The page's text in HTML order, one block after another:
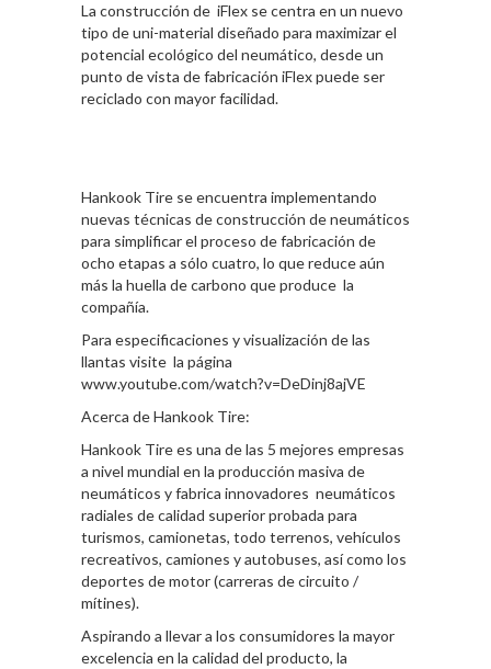
La construcción de iFlex se centra en un nuevo
tipo de uni-material diseñado para maximizar el
potencial ecológico del neumático, desde un
punto de vista de fabricación iFlex puede ser
reciclado con mayor facilidad.
Hankook Tire se encuentra implementando
nuevas técnicas de construcción de neumáticos
para simplificar el proceso de fabricación de
ocho etapas a sólo cuatro, lo que reduce aún
más la huella de carbono que produce la
compañía.
Para especificaciones y visualización de las
llantas visite la página
www.youtube.com/watch?v=DeDinj8ajVE
Acerca de Hankook Tire:
Hankook Tire es una de las 5 mejores empresas
a nivel mundial en la producción masiva de
neumáticos y fabrica innovadores neumáticos
radiales de calidad superior probada para
turismos, camionetas, todo terrenos, vehículos
recreativos, camiones y autobuses, así como los
deportes de motor (carreras de circuito /
mítines).
Aspirando a llevar a los consumidores la mayor
excelencia en la calidad del producto, la